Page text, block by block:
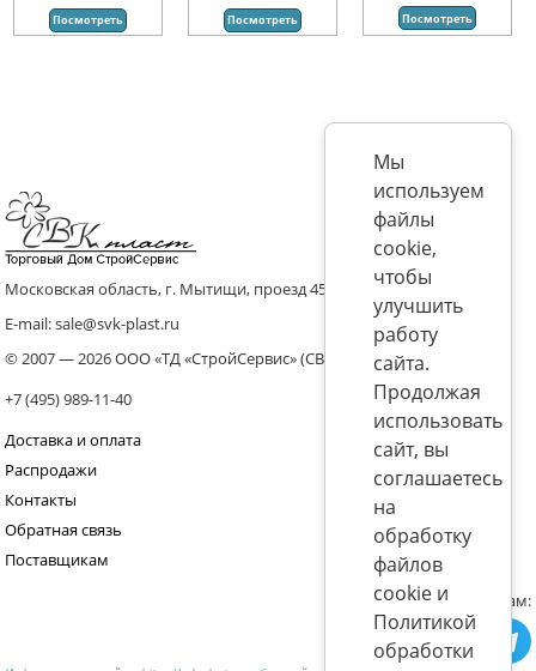
Посмотреть Посмотреть Посмотреть
Московская область, г. Мытищи, проезд 4536 владение 8, стр.10
E-mail: sale@svk-plast.ru
© 2007 — 2026 ООО «ТД «СтройСервис» (СВК)
+7 (495) 989-11-40
Доставка и оплата
Распродажи
Контакты
Обратная связь
Поставщикам
Присоединяйтесь к нам:
Мы
используем
файлы
cookie,
чтобы
улучшить
работу
сайта.
Продолжая
использовать
сайт, вы
соглашаетесь
на
обработку
файлов
cookie и
Политикой
обработки